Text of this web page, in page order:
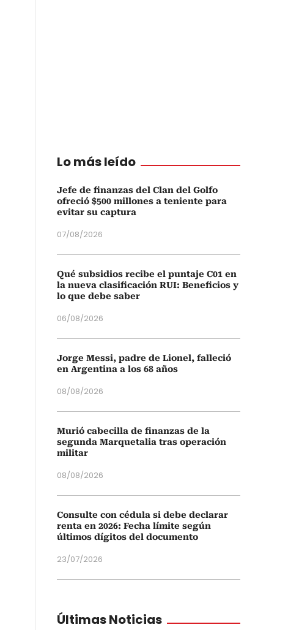
Lo más leído
Jefe de finanzas del Clan del Golfo
ofreció $500 millones a teniente para
evitar su captura
07/08/2026
Qué subsidios recibe el puntaje C01 en
la nueva clasificación RUI: Beneficios y
lo que debe saber
06/08/2026
Jorge Messi, padre de Lionel, falleció
en Argentina a los 68 años
08/08/2026
Murió cabecilla de finanzas de la
segunda Marquetalia tras operación
militar
08/08/2026
Consulte con cédula si debe declarar
renta en 2026: Fecha límite según
últimos dígitos del documento
23/07/2026
Últimas Noticias